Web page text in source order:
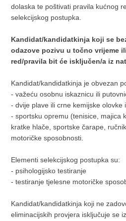
dolaska te poštivati pravila kućnog
selekcijskog postupka.
Kandidat/kandidatkinja koji se
odazove pozivu u točno vrijeme
red/pravila bit će isključen/a iz
Kandidat/kandidatkinja je obvezan
- važeću osobnu iskaznicu ili
- dvije plave ili crne kemijske olovke
- sportsku opremu (tenisice, majica
kratke hlače, sportske čarape,
motoričke sposobnosti.
Elementi selekcijskog postupka su:
- psihologijsko testiranje
- testiranje tjelesne motoričke
Kandidat/kandidatkinja koji ne
eliminacijskih provjera isključuje se